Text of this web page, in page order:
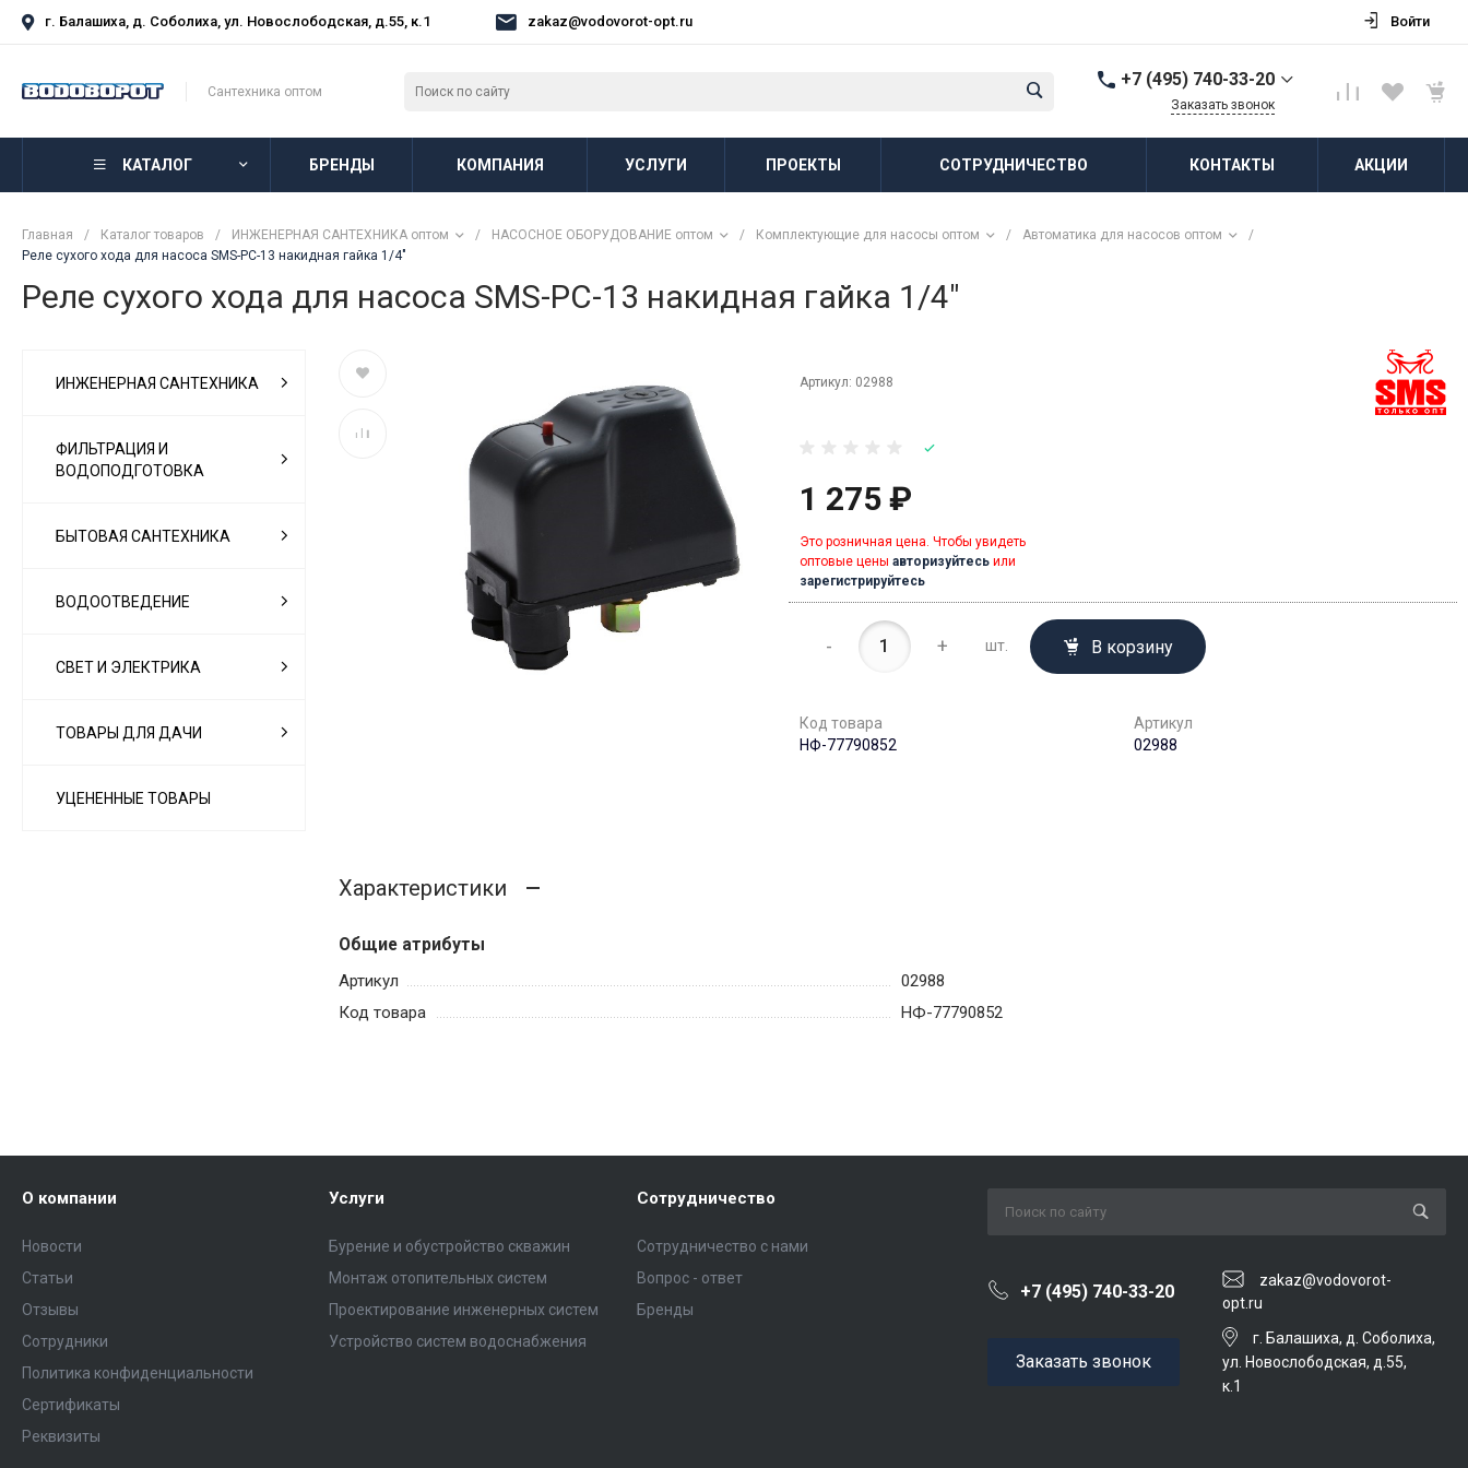
г. Балашиха, д. Соболиха, ул. Новослободская, д.55, к.1 zakaz@vodovorot-opt.ru Войти
Сантехника оптом
+7 (495) 740-33-20
г. Балашиха, д.
Пн-Пт: 8:00-18:00 Cб-Вс:
Заказать звонок
КАТАЛОГ БРЕНДЫ КОМПАНИЯ УСЛУГИ ПРОЕКТЫ СОТРУДНИЧЕСТВО КОНТАКТЫ АКЦИИ
Главная / Каталог товаров / ИНЖЕНЕРНАЯ САНТЕХНИКА оптом / НАСОСНОЕ ОБОРУДОВАНИЕ оптом / Комплектующие для насосы оптом / Автоматика для насосов оптом
/
Реле сухого хода для насоса SMS-PC-13 накидная гайка 1/4"
Реле сухого хода для насоса SMS-PC-13 накидная гайка 1/4"
ИНЖЕНЕРНАЯ САНТЕХНИКА
ФИЛЬТРАЦИЯ И
ВОДОПОДГОТОВКА
БЫТОВАЯ САНТЕХНИКА
ВОДООТВЕДЕНИЕ
СВЕТ И ЭЛЕКТРИКА
ТОВАРЫ ДЛЯ ДАЧИ
УЦЕНЕННЫЕ ТОВАРЫ
Артикул: 02988
1 275 ₽
Это розничная цена. Чтобы увидеть
оптовые цены авторизуйтесьили
зарегистрируйтесь
- + шт. В корзину
Код товара
НФ-77790852
Артикул
02988
Характеристики
Общие атрибуты
Артикул
02988
Код товара
НФ-77790852
О компании
Новости
Статьи
Отзывы
Сотрудники
Политика конфиденциальности
Сертификаты
Реквизиты
Услуги
Бурение и обустройство скважин
Монтаж отопительных систем
Проектирование инженерных систем
Устройство систем водоснабжения
Сотрудничество
Сотрудничество с нами
Вопрос - ответ
Бренды
+7 (495) 740-33-20
zakaz@vodovorot-
opt.ru
Заказать звонок
г. Балашиха, д. Соболиха,
ул. Новослободская, д.55,
к.1